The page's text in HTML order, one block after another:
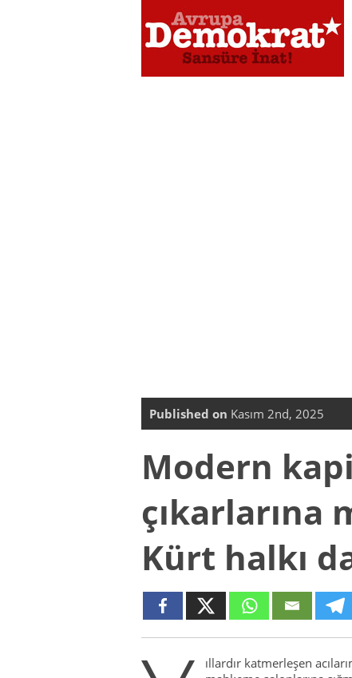
Published on Kasım 2nd, 2025
Modern
çıkarlarına
Kürt halkı
ıllardır katmerleşen